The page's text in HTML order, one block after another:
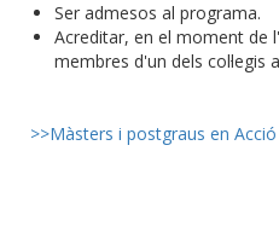
Ser admesos al programa.
Acreditar, en el moment de
membres d'un dels col·legis
>>Màsters i postgraus en Acció